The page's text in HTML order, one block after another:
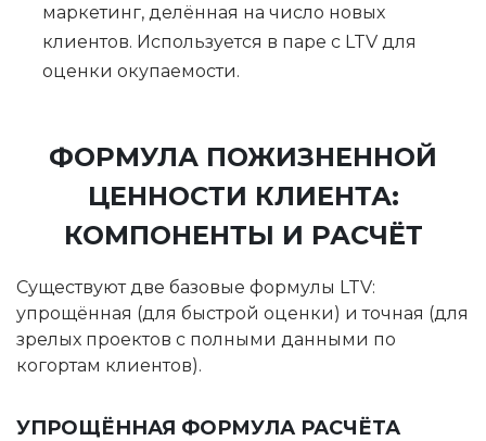
маркетинг, делённая на число новых
клиентов. Используется в паре с LTV для
оценки окупаемости.
ФОРМУЛА ПОЖИЗНЕННОЙ
ЦЕННОСТИ КЛИЕНТА:
КОМПОНЕНТЫ И РАСЧЁТ
Существуют две базовые формулы LTV:
упрощённая (для быстрой оценки) и точная (для
зрелых проектов с полными данными по
когортам клиентов).
УПРОЩЁННАЯ ФОРМУЛА РАСЧЁТА